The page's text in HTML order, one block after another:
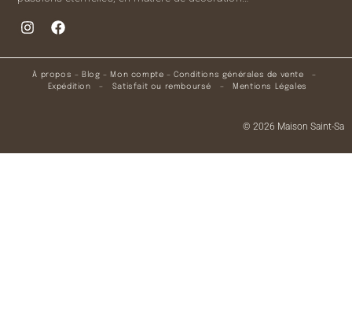
À propos – Blog – Mon compte –Conditions générales de vente –
Expédition – Satisfait ou remboursé – Mentions Légales
© 2026 Maison Saint-Sa